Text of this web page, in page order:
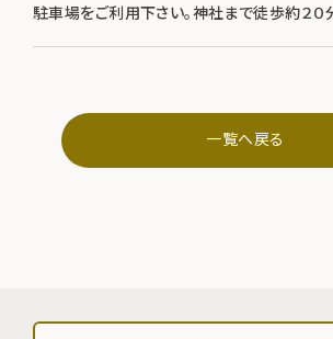
駐車場をご利用下さい。神社まで徒歩約２０
一覧へ戻る